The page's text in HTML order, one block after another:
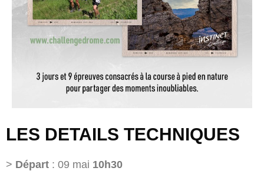
LES DETAILS TECHNIQUES
> Départ : 09 mai 10h30